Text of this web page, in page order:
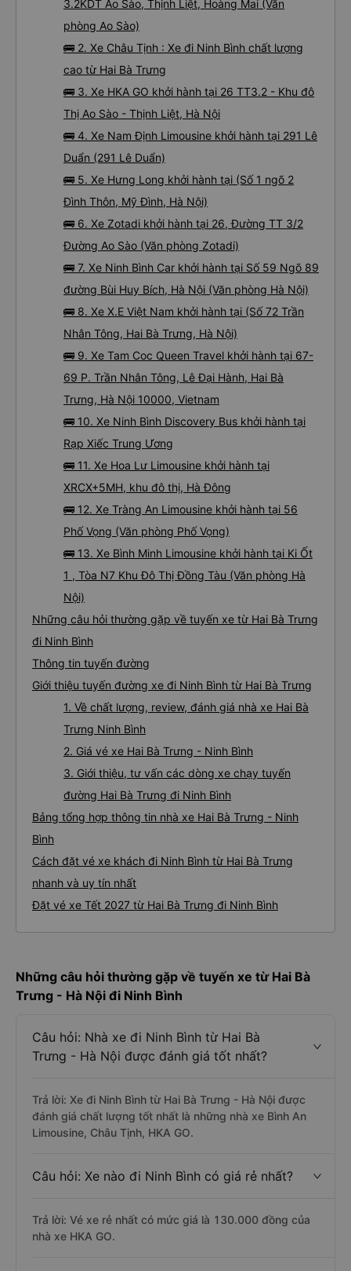
3.2KDT Ao Sào, Thịnh Liệt, Hoàng Mai (Văn
phòng Ao Sào)
🚌 2. Xe Châu Tịnh : Xe đi Ninh Bình chất lượng
cao từ Hai Bà Trưng
🚌 3. Xe HKA GO khởi hành tại 26 TT3.2 - Khu đô
Thị Ao Sào - Thịnh Liệt, Hà Nội
🚌 4. Xe Nam Định Limousine khởi hành tại 291 Lê
Duẩn (291 Lê Duẩn)
🚌 5. Xe Hưng Long khởi hành tại (Số 1 ngõ 2
Đình Thôn, Mỹ Đình, Hà Nội)
🚌 6. Xe Zotadi khởi hành tại 26, Đường TT 3/2
Đường Ao Sào (Văn phòng Zotadi)
🚌 7. Xe Ninh Bình Car khởi hành tại Số 59 Ngõ 89
đường Bùi Huy Bích, Hà Nội (Văn phòng Hà Nội)
🚌 8. Xe X.E Việt Nam khởi hành tại (Số 72 Trần
Nhân Tông, Hai Bà Trưng, Hà Nội)
🚌 9. Xe Tam Coc Queen Travel khởi hành tại 67-
69 P. Trần Nhân Tông, Lê Đại Hành, Hai Bà
Trưng, Hà Nội 10000, Vietnam
🚌 10. Xe Ninh Bình Discovery Bus khởi hành tại
Rạp Xiếc Trung Ương
🚌 11. Xe Hoa Lư Limousine khởi hành tại
XRCX+5MH, khu đô thị, Hà Đông
🚌 12. Xe Tràng An Limousine khởi hành tại 56
Phố Vọng (Văn phòng Phố Vọng)
🚌 13. Xe Bình Minh Limousine khởi hành tại Ki Ốt
1 , Tòa N7 Khu Đô Thị Đồng Tàu (Văn phòng Hà
Nội)
Những câu hỏi thường gặp về tuyến xe từ Hai Bà Trưng
đi Ninh Bình
Thông tin tuyến đường
Giới thiệu tuyến đường xe đi Ninh Bình từ Hai Bà Trưng
1. Về chất lượng, review, đánh giá nhà xe Hai Bà
Trưng Ninh Bình
2. Giá vé xe Hai Bà Trưng - Ninh Bình
3. Giới thiệu, tư vấn các dòng xe chạy tuyến
đường Hai Bà Trưng đi Ninh Bình
Bảng tổng hợp thông tin nhà xe Hai Bà Trưng - Ninh
Bình
Cách đặt vé xe khách đi Ninh Bình từ Hai Bà Trưng
nhanh và uy tín nhất
Đặt vé xe Tết 2027 từ Hai Bà Trưng đi Ninh Bình
Những câu hỏi thường gặp về tuyến xe từ Hai Bà
Trưng - Hà Nội đi Ninh Bình
Câu hỏi: Nhà xe đi Ninh Bình từ Hai Bà
Trưng - Hà Nội được đánh giá tốt nhất?
Trả lời: Xe đi Ninh Bình từ Hai Bà Trưng - Hà Nội được
đánh giá chất lượng tốt nhất là những nhà xe Bình An
Limousine, Châu Tịnh, HKA GO.
Câu hỏi: Xe nào đi Ninh Bình có giá rẻ nhất?
Trả lời: Vé xe rẻ nhất có mức giá là 130.000 đồng của
nhà xe HKA GO.